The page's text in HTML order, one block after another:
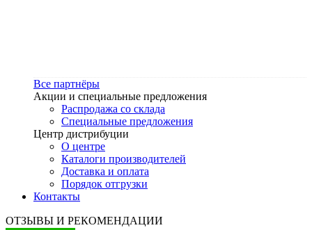
Все партнёры
Акции и специальные предложения
Распродажа со склада
Специальные предложения
Центр дистрибуции
О центре
Каталоги производителей
Доставка и оплата
Порядок отгрузки
Контакты
ОТЗЫВЫ И РЕКОМЕНДАЦИИ